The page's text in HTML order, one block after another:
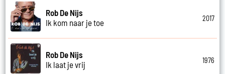
Rob De Nijs
Ik kom naar je toe
2017
Rob De Nijs
Ik laat je vrij
1976